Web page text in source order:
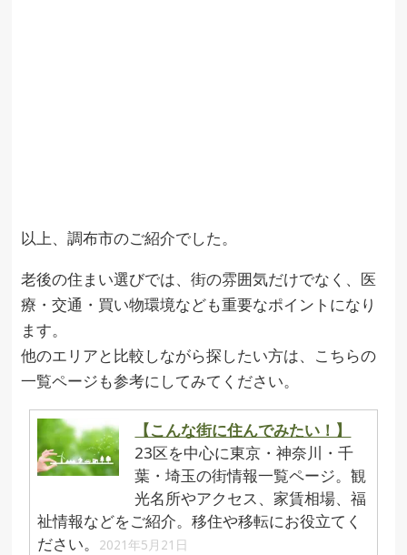
以上、調布市のご紹介でした。
老後の住まい選びでは、街の雰囲気だけでなく、医
療・交通・買い物環境なども重要なポイントになり
ます。
他のエリアと比較しながら探したい方は、こちらの
一覧ページも参考にしてみてください。
【こんな街に住んでみたい！】
23区を中心に東京・神奈川・千
葉・埼玉の街情報一覧ページ。観
光名所やアクセス、家賃相場、福
祉情報などをご紹介。移住や移転にお役立てく
ださい。
2021年5月21日